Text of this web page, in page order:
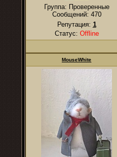
Группа: Проверенные
Сообщений: 470
Репутация: 1
Статус: Offline
MouseWhite